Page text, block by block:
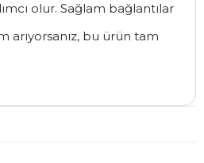
olur. Sağlam bağlantılar
arıyorsanız, bu ürün tam